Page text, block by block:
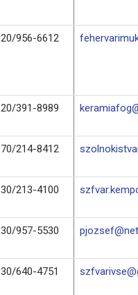
20/956-6612
20/391-8989
70/214-8412
30/213-4100
30/957-5530
30/640-4751